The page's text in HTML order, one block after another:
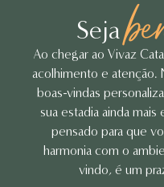
Seja
Ao chegar ao Vivaz
acolhimento e atenção.
boas-vindas
sua estadia ainda
pensado para que
harmonia com o
vindo, é um